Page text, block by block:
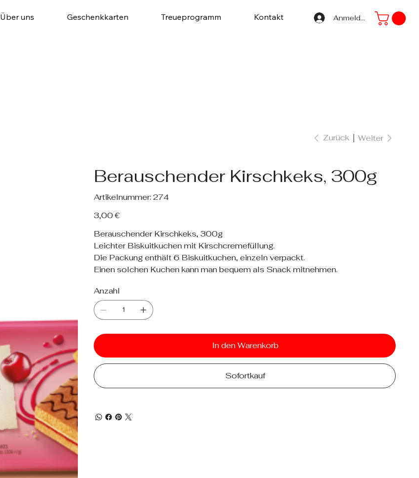
Anmelden
Über uns Geschenkkarten Treueprogramm Kontakt
Zurück Weiter
Berauschender Kirschkeks, 300g
Artikelnummer: Artikelnummer:
274
274
Preis
3,00 €
Berauschender Kirschkeks, 300g
Leichter Biskuitkuchen mit Kirschcremefüllung.
Die Packung enthält 6 Biskuitkuchen, einzeln verpackt.
Einen solchen Kuchen kann man bequem als Snack mitnehmen.
Anzahl
In den Warenkorb
Sofortkauf